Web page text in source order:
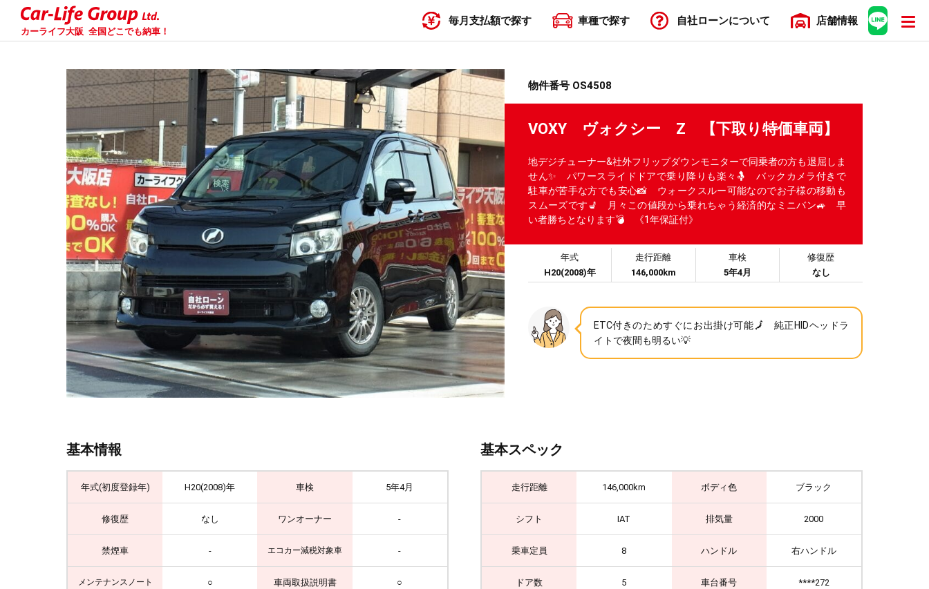
カーライフ大阪 全国どこでも納車！
毎月支払額で探す 車種で探す 自社ローンについて 店舗情報
物件番号 OS4508
VOXY ヴォクシー Z 【下取り特価車両】
地デジチューナー&社外フリップダウンモニターで同乗者の方も退屈しま
せん✨ パワースライドドアで乗り降りも楽々🤱 バックカメラ付きで
駐車が苦手な方でも安心📸 ウォークスルー可能なのでお子様の移動も
スムーズです💺 月々この値段から乗れちゃう経済的なミニバン🚙 早
い者勝ちとなります💣 《1年保証付》
年式
H20(2008)年
走行距離
146,000km
車検
5年4月
修復歴
なし
ETC付きのためすぐにお出掛け可能🗾 純正HIDヘッドラ
イトで夜間も明るい💡
基本情報
年式(初度登録年) H20(2008)年 車検 5年4月
修復歴 なし ワンオーナー -
禁煙車 - エコカー減税対象車 -
メンテナンスノート ○ 車両取扱説明書 ○
基本スペック
走行距離 146,000km ボディ色 ブラック
シフト IAT 排気量 2000
乗車定員 8 ハンドル 右ハンドル
ドア数 5 車台番号 ****272